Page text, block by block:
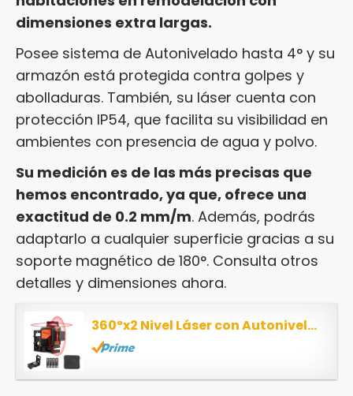
dimensiones extra largas.
Posee sistema de Autonivelado hasta 4° y su
armazón está protegida contra golpes y
abolladuras. También, su láser cuenta con
protección IP54, que facilita su visibilidad en
ambientes con presencia de agua y polvo.
Su medición es de las más precisas que
hemos encontrado, ya que, ofrece una
exactitud de 0.2 mm/m. Además, podrás
adaptarlo a cualquier superficie gracias a su
soporte magnético de 180°. Consulta otros
detalles y dimensiones ahora.
360ºx2 Nivel Láser con Autonivelación, Tacklife SC-L04, 30M, Inclinación, línea vertical y...